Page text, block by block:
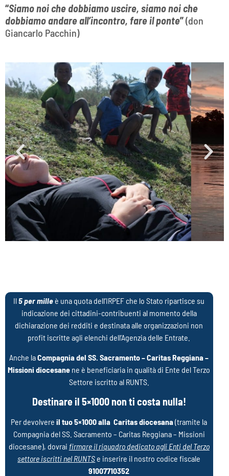
“Siamo noi che dobbiamo uscire, siamo noi che
dobbiamo andare all’incontro, fare il ponte”(don
Giancarlo Pacchin)
Il5 per mille è una quota dell’IRPEF che lo Stato ripartisce su
indicazione dei cittadini-contribuenti al momento della
dichiarazione dei redditi e destinata alle organizzazioni non
profit iscritte agli elenchi dell’Agenzia delle Entrate.
Anche laCompagnia del SS. Sacramento – Caritas Reggiana –
Missioni diocesane ne è beneficiaria in qualità di Ente del Terzo
Settore iscritto al RUNTS.
Destinare il 5×1000 non ti costa nulla!
Per devolvereil tuo 5×1000 alla Caritas diocesana(tramite la
Compagnia del SS. Sacramento – Caritas Reggiana – Missioni
diocesane), dovrai firmare il riquadro dedicato agli Enti del Terzo
settore iscritti nel RUNTS e inserire il nostro codice fiscale
91007710352